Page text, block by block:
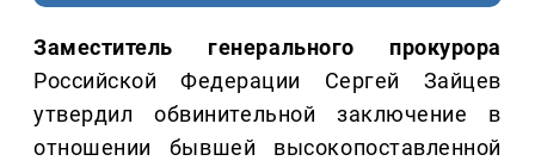
Заместитель генерального прокурора
Российской Федерации Сергей Зайцев
утвердил обвинительной заключение в
отношении бывшей высокопоставленной